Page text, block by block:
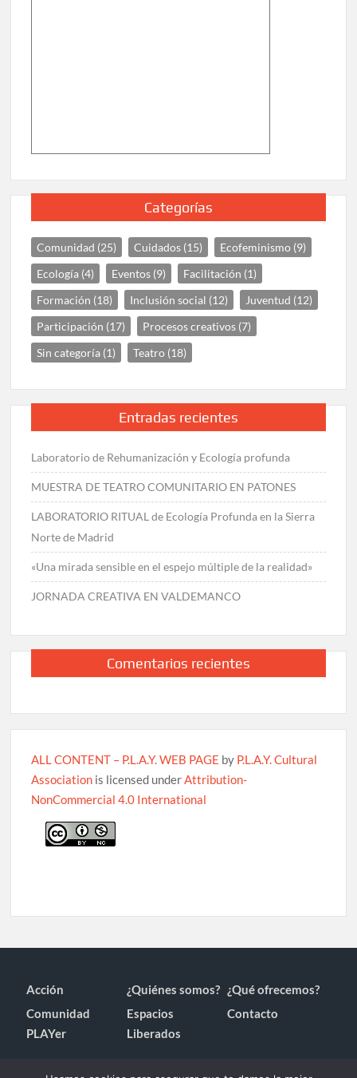
Categorías
Comunidad (25) Cuidados (15) Ecofeminismo (9)
Ecología (4) Eventos (9) Facilitación (1)
Formación (18) Inclusión social (12) Juventud (12)
Participación (17) Procesos creativos (7)
Sin categoría (1) Teatro (18)
Entradas recientes
Laboratorio de Rehumanización y Ecología profunda
MUESTRA DE TEATRO COMUNITARIO EN PATONES
LABORATORIO RITUAL de Ecología Profunda en la Sierra
Norte de Madrid
«Una mirada sensible en el espejo múltiple de la realidad»
JORNADA CREATIVA EN VALDEMANCO
Comentarios recientes
ALL CONTENT – P.L.A.Y. WEB PAGE by P.L.A.Y. Cultural
Association is licensed under Attribution-
NonCommercial 4.0 International
Acción ¿Quiénes somos? ¿Qué ofrecemos?
Comunidad
PLAYer
Espacios
Liberados
Contacto